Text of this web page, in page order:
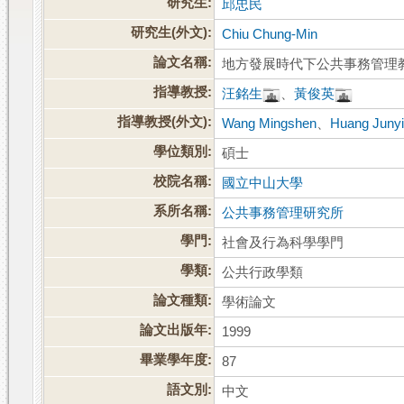
邱忠民
研究生(外文):
Chiu Chung-Min
論文名稱:
地方發展時代下公共事務管理
指導教授:
汪銘生 、黃俊英
指導教授(外文):
Wang Mingshen
Huang
學位類別:
碩士
校院名稱:
國立中山大學
系所名稱:
公共事務管理研究所
學門:
社會及行為科學學門
學類:
公共行政學類
論文種類:
學術論文
論文出版年:
1999
畢業學年度:
87
語文別:
中文